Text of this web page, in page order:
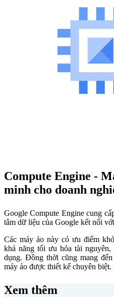
Compute Engine -
minh cho doanh
Google Compute Engine cung
tâm dữ liệu của Google kết nối
Các máy ảo này có ưu điểm
khả năng tối ưu hóa tài
dụng. Đồng thời cũng mang
máy ảo được thiết kế chuyên biệt.
Xem thêm